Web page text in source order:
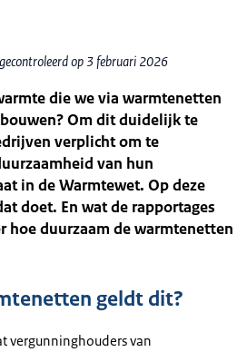
op 3 februari 2026
die we via warmtenetten
Om dit duidelijk te
verplicht om te
van hun
in de Warmtewet. Op deze
doet. En wat de rapportages
hoe duurzaam de warmtenetten
geldt dit?
vergunninghouders van